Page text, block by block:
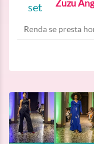
set Zuzu
Renda se presta